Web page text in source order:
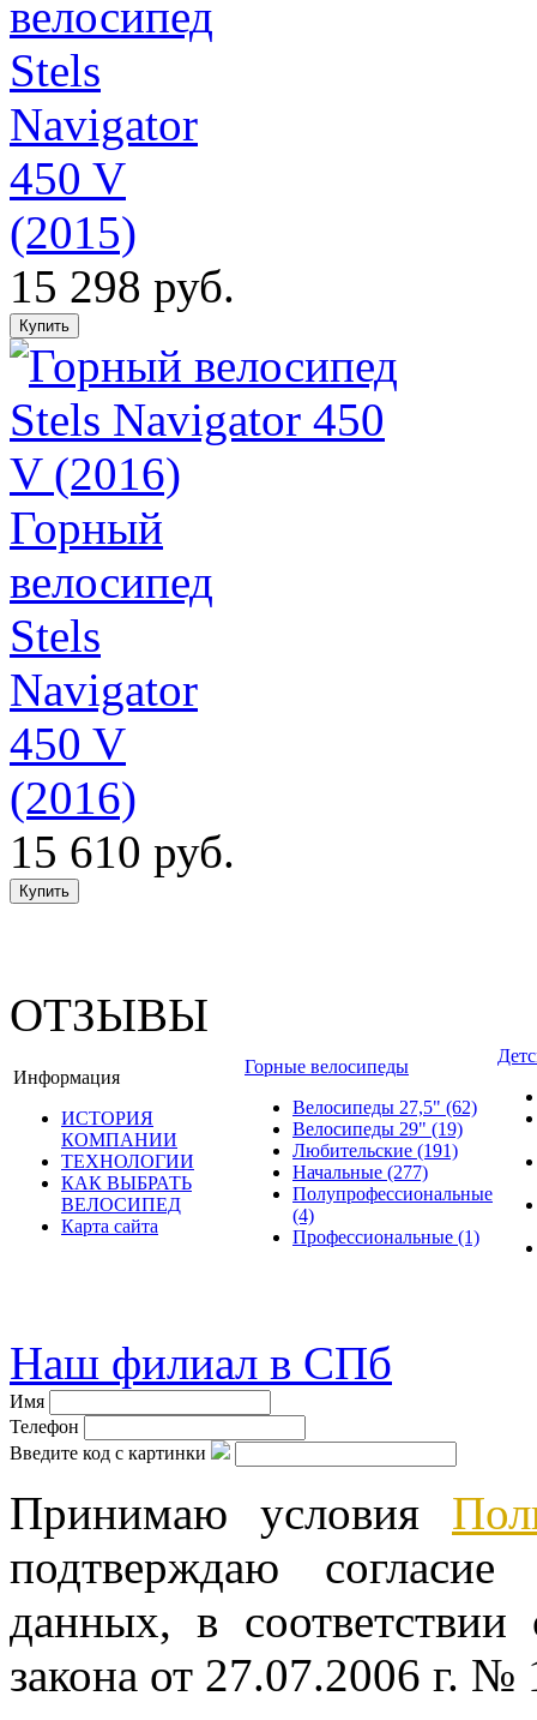
велосипед
Stels
Navigator
450 V
(2015)
15 298 руб.
Горный
велосипед
Stels
Navigator
450 V
(2016)
15 610 руб.
ОТЗЫВЫ
Информация
ИСТОРИЯ
КОМПАНИИ
ТЕХНОЛОГИИ
КАК ВЫБРАТЬ
ВЕЛОСИПЕД
Карта сайта
Горные велосипеды
Велосипеды 27,5" (62)
Велосипеды 29" (19)
Любительские (191)
Начальные (277)
Полупрофессиональные
(4)
Профессиональные (1)
Наш филиал в СПб
Имя
Телефон
Введите код с картинки
Принимаю условия
подтверждаю
данных, в
закона от 27.07.2006 г.